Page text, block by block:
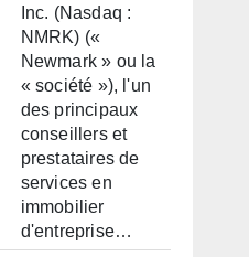
Inc. (Nasdaq :
NMRK) («
Newmark » ou la
« société »), l'un
des principaux
conseillers et
prestataires de
services en
immobilier
d'entreprise…